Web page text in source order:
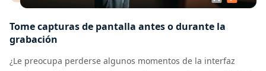
Tome capturas de pantalla antes o durante la
grabación
¿Le preocupa perderse algunos momentos de la interfaz